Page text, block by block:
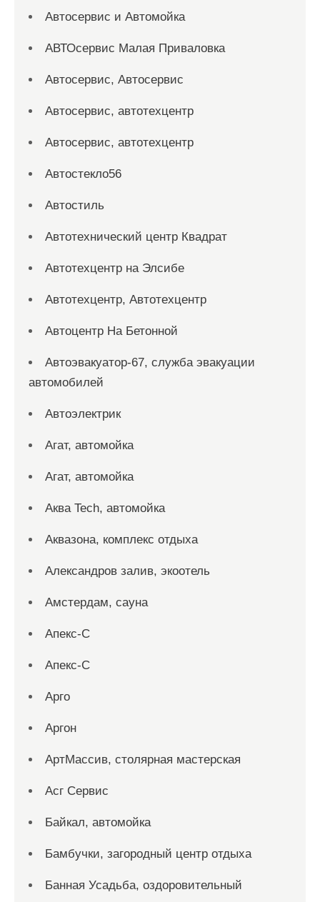
Автосервис и Автомойка
АВТОсервис Малая Приваловка
Автосервис, Автосервис
Автосервис, автотехцентр
Автосервис, автотехцентр
Автостекло56
Автостиль
Автотехнический центр Квадрат
Автотехцентр на Элсибе
Автотехцентр, Автотехцентр
Автоцентр На Бетонной
Автоэвакуатор-67, служба эвакуации
автомобилей
Автоэлектрик
Агат, автомойка
Агат, автомойка
Аква Tech, автомойка
Аквазона, комплекс отдыха
Александров залив, экоотель
Амстердам, сауна
Апекс-С
Апекс-С
Арго
Аргон
АртМассив, столярная мастерская
Асг Сервис
Байкал, автомойка
Бамбучки, загородный центр отдыха
Банная Усадьба, оздоровительный